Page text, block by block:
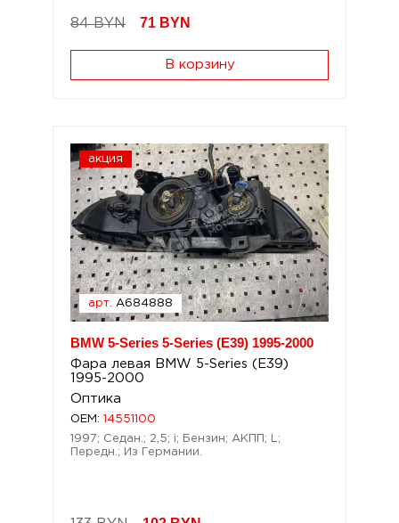
84 BYN 71 BYN
В корзину
акция
арт. A684888
BMW 5-Series 5-Series (E39) 1995-2000
Фара левая BMW 5-Series (E39)
1995-2000
Оптика
OEM: 14551100
1997; Седан.; 2,5; i; Бензин; АКПП; L;
Передн.; Из Германии.